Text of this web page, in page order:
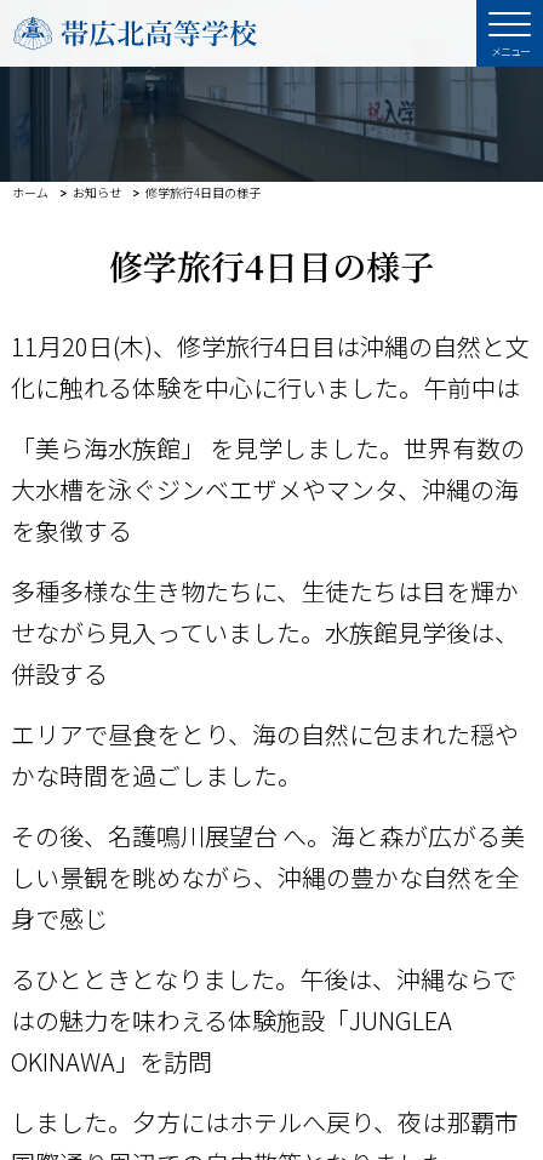
ホーム お知らせ 修学旅行4日目の様子
修学旅行4日目の様子
11月20日(木)、修学旅行4日目は沖縄の自然と文
化に触れる体験を中心に行いました。 午前中は
「美ら海水族館」 を見学しました。 世界有数の
大水槽を泳ぐジンベエザメやマンタ、沖縄の海
を象徴する
多種多様な生き物たちに、生徒たちは目を輝か
せながら見入っていました。水族館見学後は、
併設する
エリアで昼食をとり、海の自然に包まれた穏や
かな時間を過ごしました。
その後、名護鳴川展望台 へ。海と森が広がる美
しい景観を眺めながら、沖縄の豊かな自然を全
身で感じ
るひとときとなりました。 午後は、沖縄ならで
はの魅力を味わえる体験施設「JUNGLEA
OKINAWA」 を訪問
しました。 夕方にはホテルへ戻り、夜は那覇市